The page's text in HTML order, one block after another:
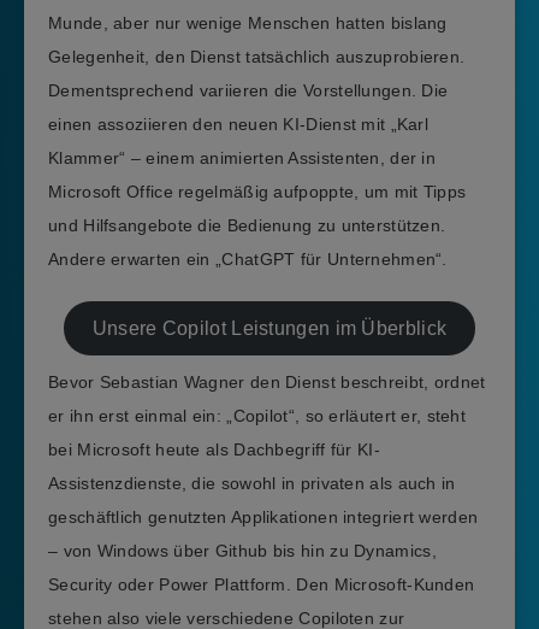
Munde, aber nur wenige Menschen hatten bislang
Gelegenheit, den Dienst tatsächlich auszuprobieren.
Dementsprechend variieren die Vorstellungen. Die
einen assoziieren den neuen KI-Dienst mit „Karl
Klammer“ – einem animierten Assistenten, der in
Microsoft Office regelmäßig aufpoppte, um mit Tipps
und Hilfsangebote die Bedienung zu unterstützen.
Andere erwarten ein „ChatGPT für Unternehmen“.
Unsere Copilot Leistungen im Überblick
Bevor Sebastian Wagner den Dienst beschreibt, ordnet
er ihn erst einmal ein: „Copilot“, so erläutert er, steht
bei Microsoft heute als Dachbegriff für KI-
Assistenzdienste, die sowohl in privaten als auch in
geschäftlich genutzten Applikationen integriert werden
– von Windows über Github bis hin zu Dynamics,
Security oder Power Plattform. Den Microsoft-Kunden
stehen also viele verschiedene Copiloten zur